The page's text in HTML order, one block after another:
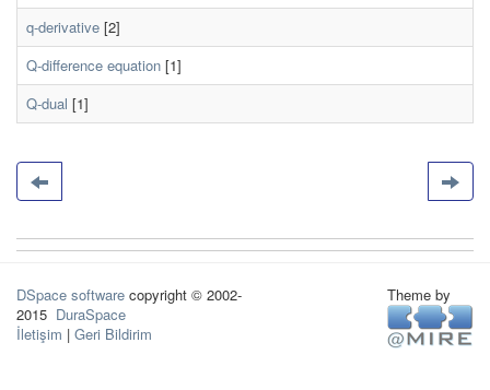
q-derivative [2]
Q-difference equation [1]
Q-dual [1]
DSpace software copyright © 2002-
2015 DuraSpace
İletişim | Geri Bildirim
Theme by